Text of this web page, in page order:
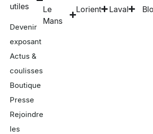
utiles
Devenir
exposant
Actus &
coulisses
Boutique
Presse
Rejoindre
les
Le
Mans
Lorient Laval